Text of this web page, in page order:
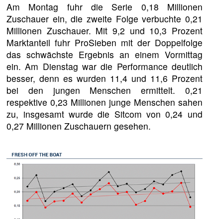
Am Montag fuhr die Serie 0,18 Millionen
Zuschauer ein, die zweite Folge verbuchte 0,21
Millionen Zuschauer. Mit 9,2 und 10,3 Prozent
Marktanteil fuhr ProSieben mit der Doppelfolge
das schwächste Ergebnis an einem Vormittag
ein. Am Dienstag war die Performance deutlich
besser, denn es wurden 11,4 und 11,6 Prozent
bei den jungen Menschen ermittelt. 0,21
respektive 0,23 Millionen junge Menschen sahen
zu, insgesamt wurde die Sitcom von 0,24 und
0,27 Millionen Zuschauern gesehen.